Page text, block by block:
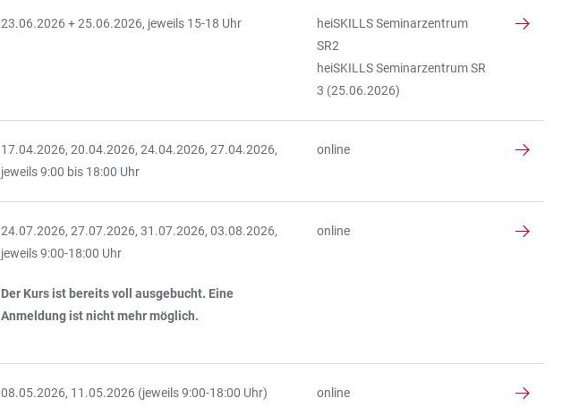
23.06.2026 + 25.06.2026, jeweils 15-18 Uhr
heiSKILLS Seminarzentrum
SR2
heiSKILLS Seminarzentrum SR
3 (25.06.2026)
17.04.2026, 20.04.2026, 24.04.2026, 27.04.2026,
jeweils 9:00 bis 18:00 Uhr
online
24.07.2026, 27.07.2026, 31.07.2026, 03.08.2026,
jeweils 9:00-18:00 Uhr
Der Kurs ist bereits voll ausgebucht. Eine
Anmeldung ist nicht mehr möglich.
online
08.05.2026, 11.05.2026 (jeweils 9:00-18:00 Uhr) online